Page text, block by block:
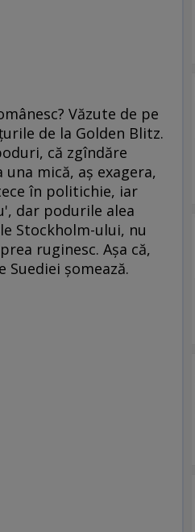
Văzute de pe
de la Golden Blitz.
că zgîndăre
mică, aş exagera,
în politichie, iar
dar podurile alea
Stockholm-ului, nu
ruginesc. Aşa că,
şomează.